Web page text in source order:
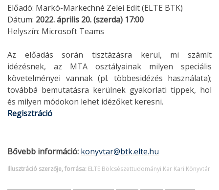
Előadó: Markó-Markechné Zelei Edit (ELTE BTK)
Dátum: 2022. április 20. (szerda) 17:00
Helyszín: Microsoft Teams
Az előadás során tisztázásra kerül, mi számít
idézésnek, az MTA osztályainak milyen speciális
követelményei vannak (pl. többesidézés használata);
továbbá bemutatásra kerülnek gyakorlati tippek, hol
és milyen módokon lehet idézőket keresni.
Regisztráció
Bővebb információ: konyvtar@btk.elte.hu
Illusztráció szerzője, forrása: ELTE Bölcsészettudományi Kar Kari Könyvtár